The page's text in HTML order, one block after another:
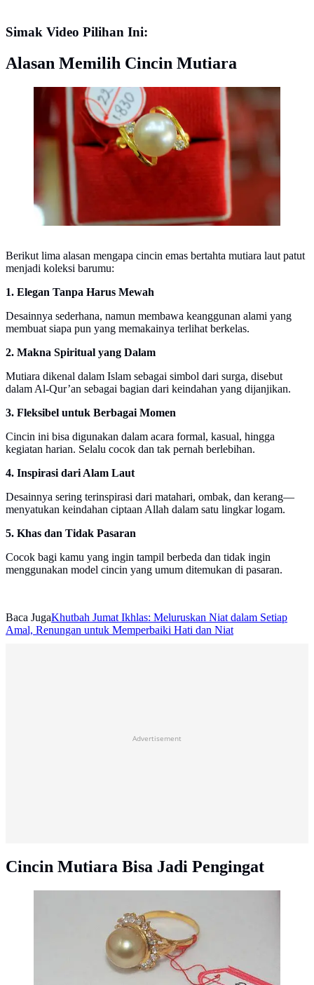
Simak Video Pilihan Ini:
Alasan Memilih Cincin Mutiara
Cincin emas bertahta mutiara laut (Mutiara Lombok)
Berikut lima alasan mengapa cincin emas bertahta mutiara laut patut
menjadi koleksi barumu:
1. Elegan Tanpa Harus Mewah
Desainnya sederhana, namun membawa keanggunan alami yang
membuat siapa pun yang memakainya terlihat berkelas.
2. Makna Spiritual yang Dalam
Mutiara dikenal dalam Islam sebagai simbol dari surga, disebut
dalam Al-Qur’an sebagai bagian dari keindahan yang dijanjikan.
3. Fleksibel untuk Berbagai Momen
Cincin ini bisa digunakan dalam acara formal, kasual, hingga
kegiatan harian. Selalu cocok dan tak pernah berlebihan.
4. Inspirasi dari Alam Laut
Desainnya sering terinspirasi dari matahari, ombak, dan kerang—
menyatukan keindahan ciptaan Allah dalam satu lingkar logam.
5. Khas dan Tidak Pasaran
Cocok bagi kamu yang ingin tampil berbeda dan tidak ingin
menggunakan model cincin yang umum ditemukan di pasaran.
Baca JugaKhutbah Jumat Ikhlas: Meluruskan Niat dalam Setiap
Amal, Renungan untuk Memperbaiki Hati dan Niat
Advertisement
Cincin Mutiara Bisa Jadi Pengingat